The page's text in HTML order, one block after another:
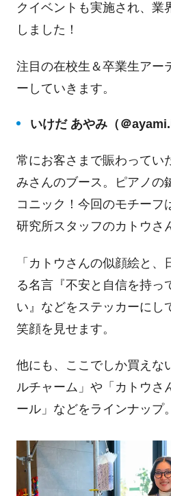
クイベントも実施され、業
しました！
注目の在校生＆卒業生アー
ーしていきます。
いけだ あやみ（＠
常にお客さまで賑わってい
みさんのブース。ピアノの
コニック！今回のモチーフ
研究所スタッフのカトウさ
「カトウさんの似顔絵と
る名言『不安と自信を持っ
い』などをステッカーにし
笑顔を見せます。
他にも、ここでしか買えな
ルチャーム」や「カトウさ
ール」などをラインナップ。